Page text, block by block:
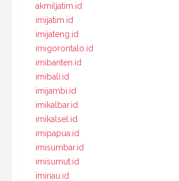
akmiljatim.id
imijatim.id
imijateng.id
imigorontalo.id
imibanten.id
imibali.id
imijambi.id
imikalbar.id
imikalsel.id
imipapua.id
imisumbar.id
imisumut.id
imiriau.id